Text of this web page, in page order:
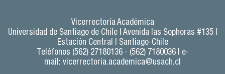
Vicerrectoría Académica
Universidad de Santiago de Chile | Avenida las Sophoras #135 |
Estación Central | Santiago-Chile
Teléfonos (562) 27180136 - (562) 7180036 | e-
mail: vicerrectoria.academica@usach.cl